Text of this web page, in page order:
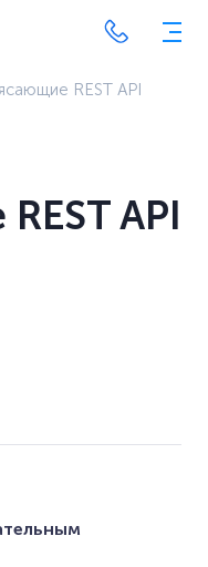
REST API
API